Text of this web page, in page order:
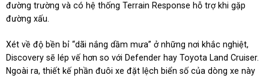
đường trường và có hệ thống Terrain Response hỗ trợ khi gặp
đường xấu.
Xét về độ bền bỉ “dãi nắng dầm mưa” ở những nơi khắc nghiệt,
Discovery sẽ lép vế hơn so với Defender hay Toyota Land Cruiser.
Ngoài ra, thiết kế phần đuôi xe đặt lệch biển số của dòng xe này